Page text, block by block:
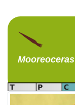
Mooreoceras